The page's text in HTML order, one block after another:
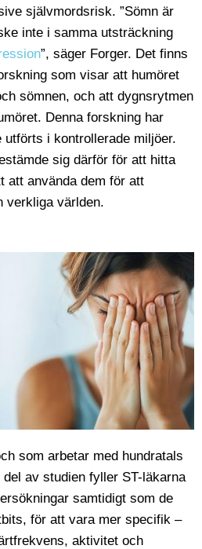
självmordsrisk. ”Sömn är
inte i samma utsträckning
”, säger Forger. Det finns
som visar att humöret
sömnen, och att dygnsrytmen
Denna forskning har
utförts i kontrollerade miljöer.
sig därför för att hitta
att använda dem för att
verkliga världen.
som arbetar med hundratals
av studien fyller ST-läkarna
samtidigt som de
för att vara mer specifik –
aktivitet och